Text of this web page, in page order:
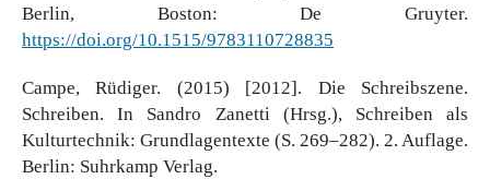
Berlin, Boston: De Gruyter.
https://doi.org/10.1515/9783110728835
Campe, Rüdiger. (2015) [2012]. Die Schreibszene.
Schreiben. In Sandro Zanetti (Hrsg.), Schreiben als
Kulturtechnik: Grundlagentexte (S. 269–282). 2. Auflage.
Berlin: Suhrkamp Verlag.